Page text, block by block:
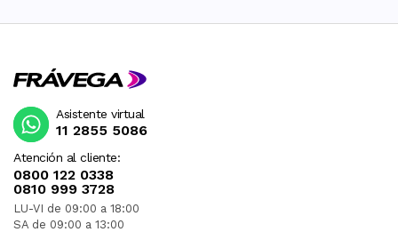
Atención al cliente:
0800 122 0338
0810 999 3728
LU-VI de 09:00 a 18:00
SA de 09:00 a 13:00
Asistente virtual
11 2855 5086